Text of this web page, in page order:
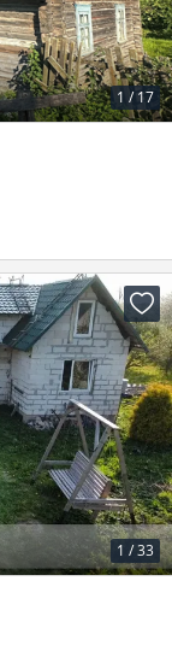
1 / 17
1 /33